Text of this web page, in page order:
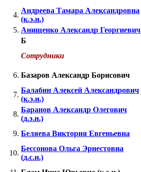
4.
Андреева Тамара Александровна
(к.э.н.)
5. Анищенко Александр Георгиевич
Б
Сотрудники
6. Базаров Александр Борисович
7.
Балабин Алексей Александрович
(к.э.н.)
8.
Баранов Александр Олегович
(д.э.н.)
9. Беляева Виктория Евгеньевна
10.
Бессонова Ольга Эрнестовна
(д.с.н.)